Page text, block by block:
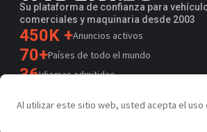
Su plataforma de confianza para
comerciales y maquinaria desde 2003
450K +Anuncios activos
70+Países de todo el mundo
36Idiomas admitidos
4.7/5
Trustpilot
Al utilizar este sitio web, usted acepta el